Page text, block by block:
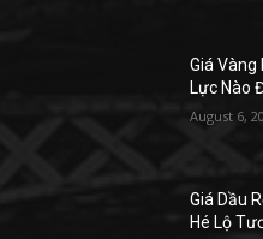
Giá
Lực Nào
August 6,
Giá Dầu
Hé Lộ